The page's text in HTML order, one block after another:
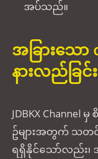
အပ်သည်။
အခြားသေ
နားလည်ခြင်း
JDBKX
ဥ်များအတွက် သ
ရရှိနိုင်သော်လည်း၊ အ